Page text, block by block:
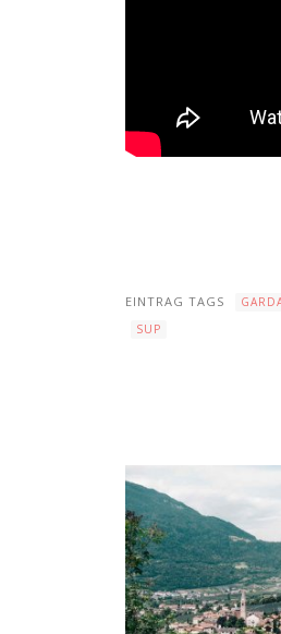
EINTRAG TAGS
SUP